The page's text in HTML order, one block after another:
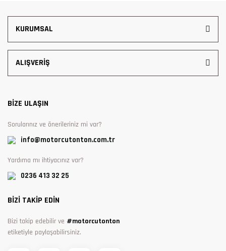
KURUMSAL
ALIŞVERİŞ
BİZE ULAŞIN
Sorularınız ve önerileriniz mi var?
info@motorcutonton.com.tr
Yardıma mı ihtiyacınız var?
0236 413 32 25
BİZİ TAKİP EDİN
Bizi takip edebilir ve #motorcutonton
etiketiyle paylaşabilirsiniz.